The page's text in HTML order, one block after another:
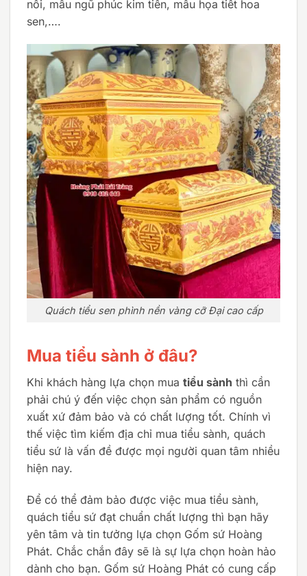
nổi, mẫu ngũ phúc kim tiền, mẫu họa tiết hoa
sen,….
Quách tiểu sen phình nền vàng cỡ Đại cao cấp
Mua tiểu sành ở đâu?
Khi khách hàng lựa chọn mua tiểu sành thì cần
phải chú ý đến việc chọn sản phẩm có nguồn
xuất xứ đảm bảo và có chất lượng tốt. Chính vì
thế việc tìm kiếm địa chỉ mua tiểu sành, quách
tiểu sứ là vấn đề được mọi người quan tâm nhiều
hiện nay.
Để có thể đảm bảo được việc mua tiểu sành,
quách tiểu sứ đạt chuẩn chất lượng thì bạn hãy
yên tâm và tin tưởng lựa chọn Gốm sứ Hoàng
Phát. Chắc chắn đây sẽ là sự lựa chọn hoàn hảo
dành cho bạn. Gốm sứ Hoàng Phát có cung cấp